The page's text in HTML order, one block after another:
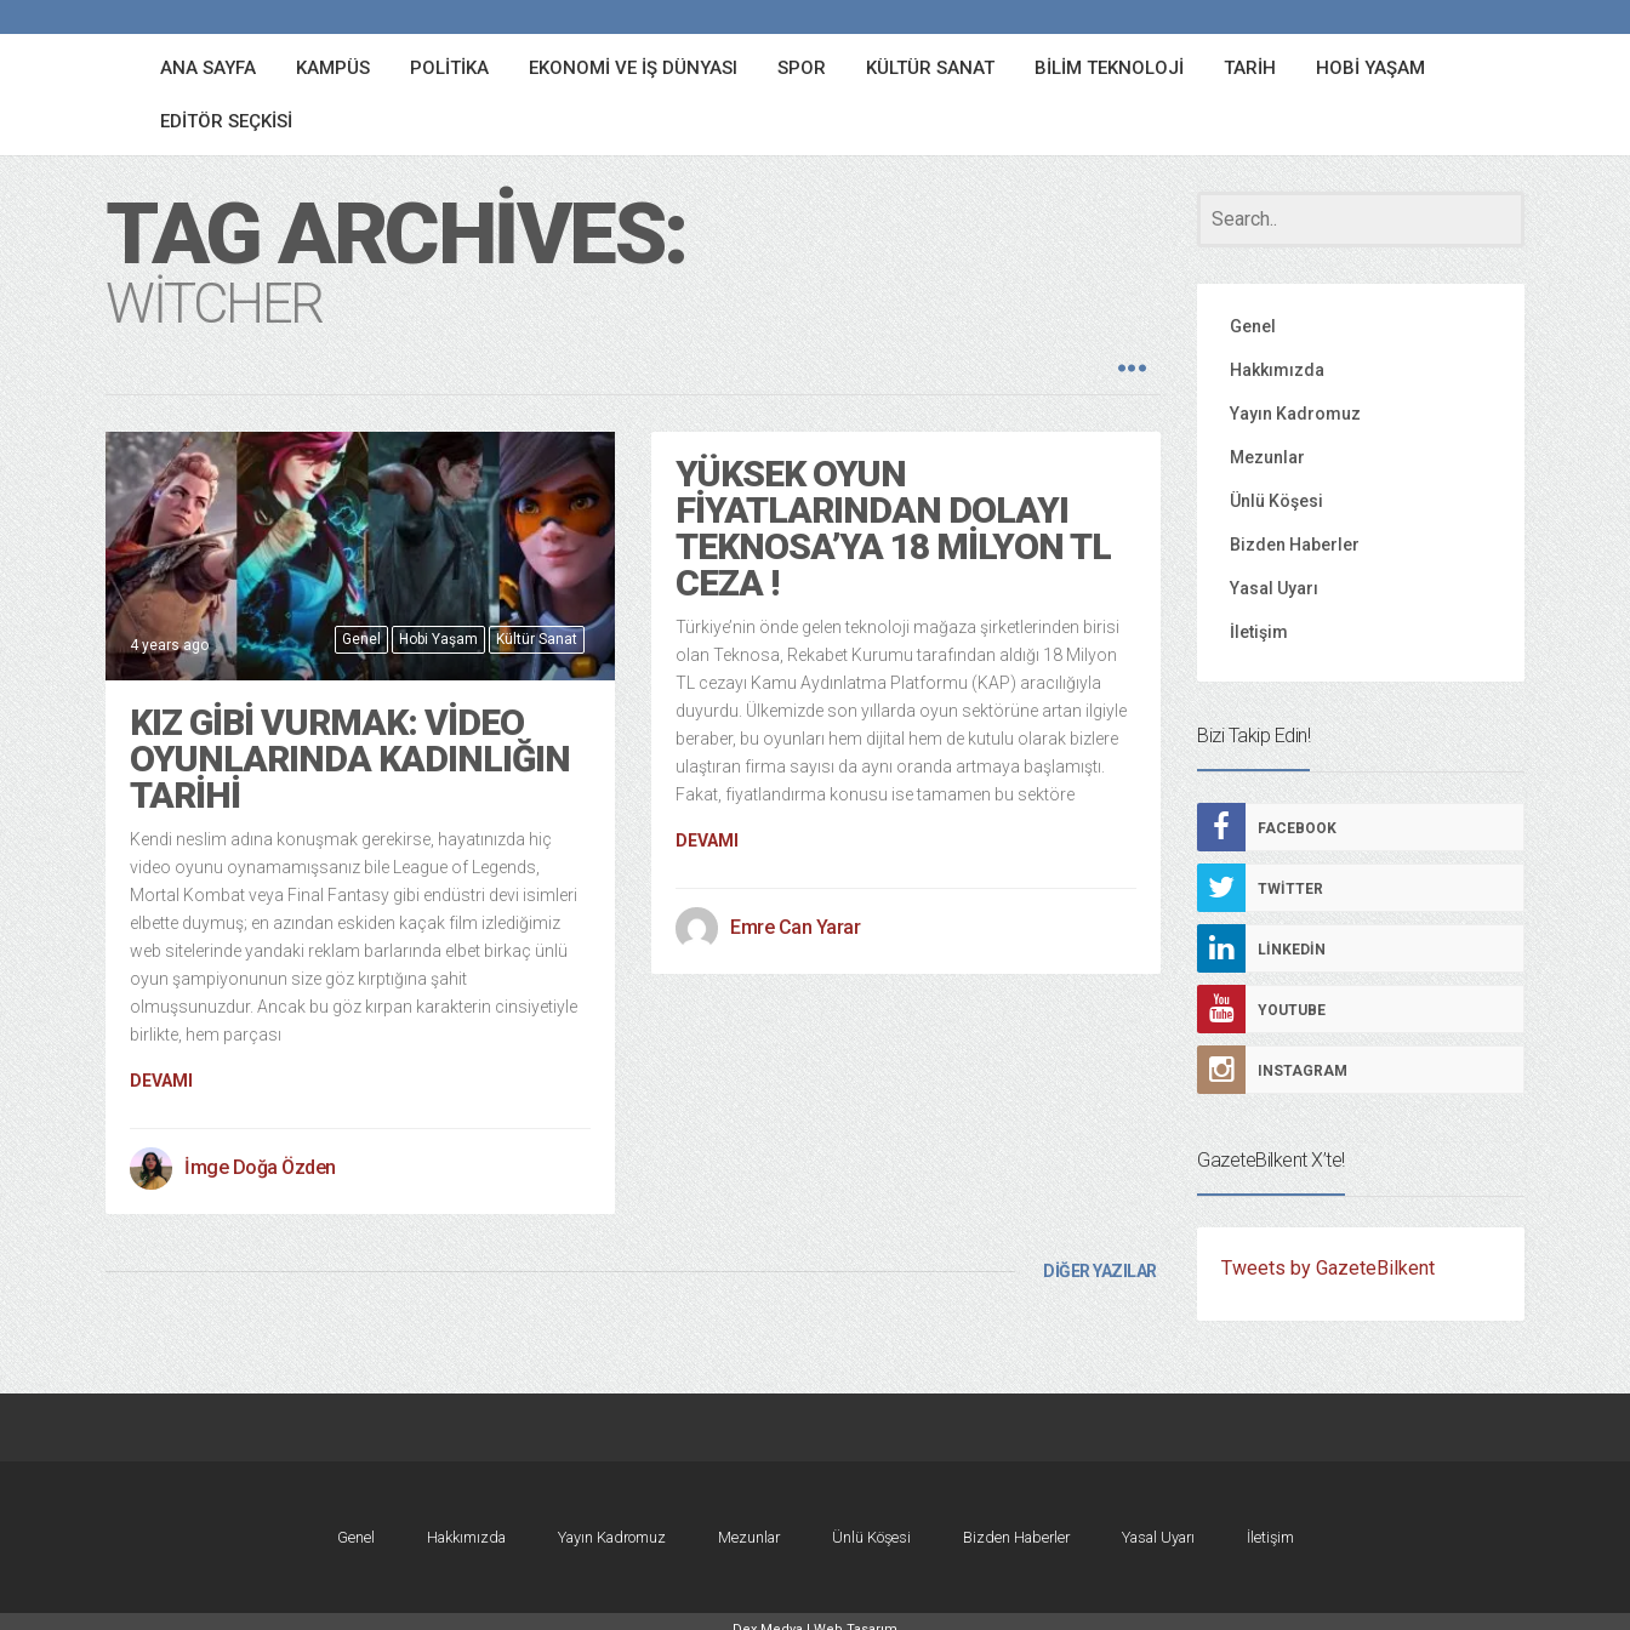
ANA SAYFA KAMPÜS POLITIKA EKONOMI VE İŞ DÜNYASI SPOR KÜLTÜR SANAT BILIM TEKNOLOJI TARIH HOBI YAŞAM
EDITÖR SEÇKISI
TAG ARCHIVES:
WITCHER
Genel Hobi Yaşam Kültür Sanat
4 years ago
KIZ GIBI VURMAK: VIDEO
OYUNLARINDA KADINLIĞIN
TARIHI
Kendi neslim adına konuşmak gerekirse, hayatınızda hiç
video oyunu oynamamışsanız bile League of Legends,
Mortal Kombat veya Final Fantasy gibi endüstri devi isimleri
elbette duymuş; en azından eskiden kaçak film izlediğimiz
web sitelerinde yandaki reklam barlarında elbet birkaç ünlü
oyun şampiyonunun size göz kırptığına şahit
olmuşsunuzdur. Ancak bu göz kırpan karakterin cinsiyetiyle
birlikte, hem parçası
DEVAMI
İmge Doğa Özden
YÜKSEK OYUN
FIYATLARINDAN DOLAYI
TEKNOSA’YA 18 MILYON TL
CEZA !
Türkiye’nin önde gelen teknoloji mağaza şirketlerinden birisi
olan Teknosa, Rekabet Kurumu tarafından aldığı 18 Milyon
TL cezayı Kamu Aydınlatma Platformu (KAP) aracılığıyla
duyurdu. Ülkemizde son yıllarda oyun sektörüne artan ilgiyle
beraber, bu oyunları hem dijital hem de kutulu olarak bizlere
ulaştıran firma sayısı da aynı oranda artmaya başlamıştı.
Fakat, fiyatlandırma konusu ise tamamen bu sektöre
DEVAMI
Emre Can Yarar
DİĞER YAZILAR
Genel
Hakkımızda
Yayın Kadromuz
Mezunlar
Ünlü Köşesi
Bizden Haberler
Yasal Uyarı
İletişim
Bizi Takip Edin!
FACEBOOK
TWITTER
LINKEDIN
YOUTUBE
INSTAGRAM
GazeteBilkent X’te!
Tweets by GazeteBilkent
Genel Hakkımızda Yayın Kadromuz Mezunlar Ünlü Köşesi Bizden Haberler Yasal Uyarı İletişim